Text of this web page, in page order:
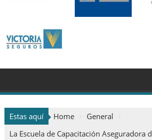
Estas aquí Home
General
La Escuela de Capacitación Aseguradora